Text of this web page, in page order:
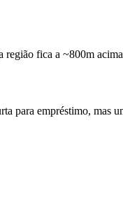
fica a ~800m
para empréstimo, mas